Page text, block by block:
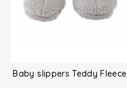
Baby slippers Teddy Fleece